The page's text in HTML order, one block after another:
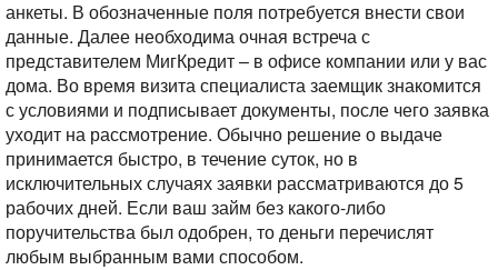
анкеты. В обозначенные поля потребуется внести свои
данные. Далее необходима очная встреча с
представителем МигКредит – в офисе компании или у вас
дома. Во время визита специалиста заемщик знакомится
с условиями и подписывает документы, после чего заявка
уходит на рассмотрение. Обычно решение о выдаче
принимается быстро, в течение суток, но в
исключительных случаях заявки рассматриваются до 5
рабочих дней. Если ваш займ без какого-либо
поручительства был одобрен, то деньги перечислят
любым выбранным вами способом.